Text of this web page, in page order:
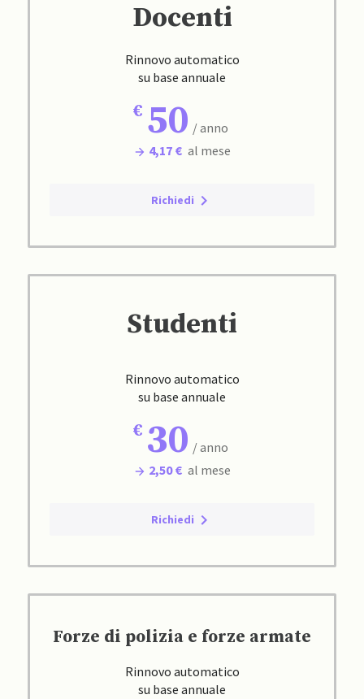
Docenti
Rinnovo automatico
su base annuale
50 / anno
4,17 € al mese
Richiedi
Studenti
Rinnovo automatico
su base annuale
30 / anno
2,50 € al mese
Richiedi
Forze di polizia e forze armate
Rinnovo automatico
su base annuale